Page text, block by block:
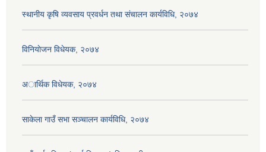
स्थानीय कृषि व्यवसाय प्रवर्धन तथा संचालन कार्यविधि, २०७४
विनियाेजन विधेयक, २०७४
अार्थिक विधेयक, २०७४
साकेला गाउँ सभा सञ्चालन कार्यविधि, २०७४